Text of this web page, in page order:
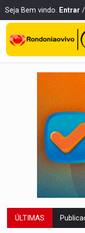
Seja Bem vindo. Entrar /
ÚLTIMAS